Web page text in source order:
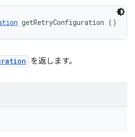
getRetryConfiguration ()
を返します。